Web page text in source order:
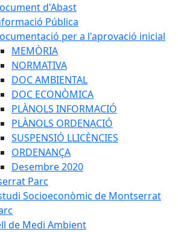
d'Abast
Pública
per a l'aprovació inicial
MEMÒRIA
NORMATIVA
DOC AMBIENTAL
DOC ECONÒMICA
PLÀNOLS INFORMACIÓ
PLÀNOLS ORDENACIÓ
SUSPENSIÓ LLICÈNCIES
ORDENANÇA
Desembre 2020
Parc
Socioeconòmic de Montserrat
de Medi Ambient